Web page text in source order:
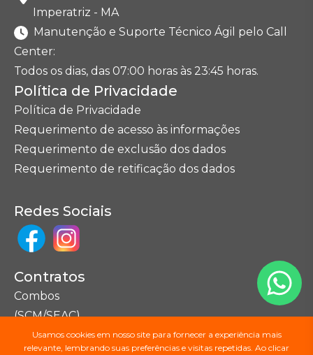
Usamos cookies em nosso site para fornecer a experiência mais
relevante, lembrando suas preferências e visitas repetidas. Ao clicar
Imperatriz - MA
Manutenção e Suporte Técnico Ágil pelo Call
Center:
Todos os dias, das 07:00 horas às 23:45 horas.
Política de Privacidade
Política de Privacidade
Requerimento de acesso às informações
Requerimento de exclusão dos dados
Requerimento de retificação dos dados
Redes Sociais
Contratos
Combos
(SCM/SEAC)